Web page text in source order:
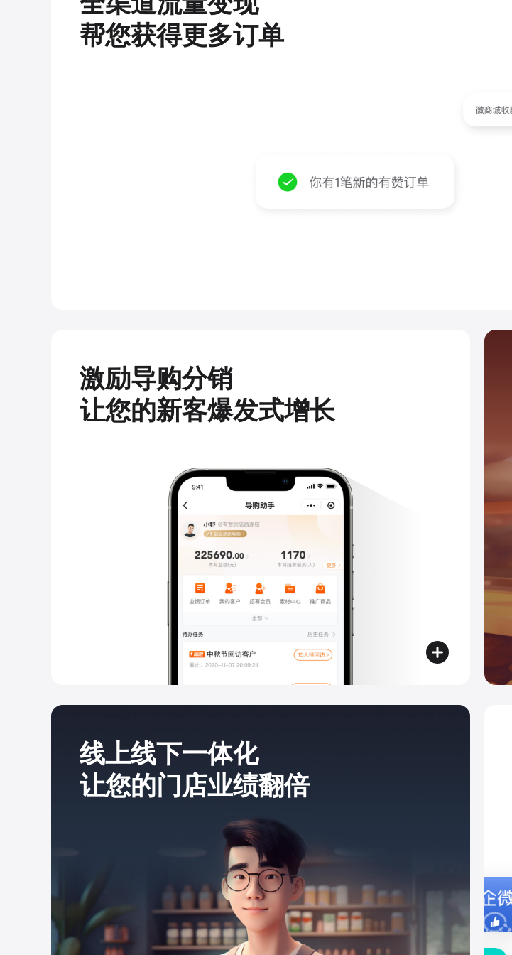
帮您获得更多订单
激励导购分销
让您的新客爆发式增长
线上线下一体化
让您的门店业绩翻倍